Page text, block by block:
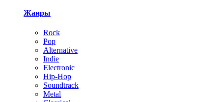
Жанры
Rock
Pop
Alternative
Indie
Electronic
Hip-Hop
Soundtrack
Metal